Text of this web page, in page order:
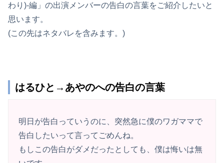
わり)-編」の出演メンバーの告白の言葉をご紹介したいと
思います。
(この先はネタバレを含みます。)
はるひと→あやのへの告白の言葉
明日が告白っていうのに、突然急に僕のワガママで
告白したいって言ってごめんね。
もしこの告白がダメだったとしても、僕は悔いは無